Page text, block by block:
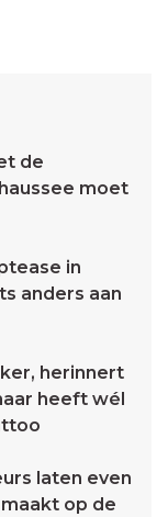
de
moet
in
anders aan
herinnert
heeft wél
laten even
op de